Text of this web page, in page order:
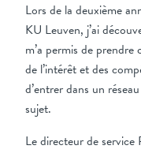
Lors de la deuxième
KU Leuven, j’ai
m’a permis de
de l’intérêt et des
d’entrer dans un
sujet.
Le directeur de service